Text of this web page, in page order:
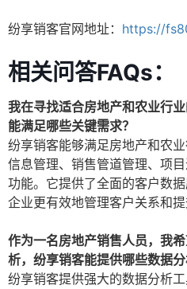
纷享销客官网地址： https://
相关问答FAQs：
我在寻找适合房地产和农业行
能满足哪些关键需求？
纷享销客能够满足房地产和农
信息管理、销售管道管理、项
功能。它提供了全面的客户数
企业更有效地管理客户关系和提
作为一名房地产销售人员，我
析，纷享销客能提供哪些数据分
纷享销客提供强大的数据分析